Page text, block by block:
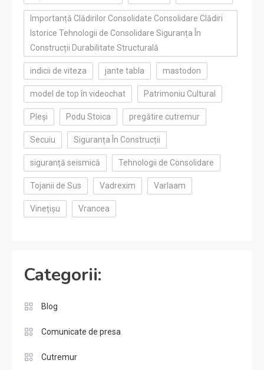
Importanță Clădirilor Consolidate Consolidare Clădiri
Istorice Tehnologii de Consolidare Siguranța În
Construcții Durabilitate Structurală
indicii de viteza jante tabla mastodon
model de top în videochat Patrimoniu Cultural
Pleși Podu Stoica pregătire cutremur
Secuiu Siguranța În Construcții
siguranță seismică Tehnologii de Consolidare
Tojanii de Sus Vadrexim Varlaam
Vinețișu Vrancea
Categorii:
Blog
Comunicate de presa
Cutremur